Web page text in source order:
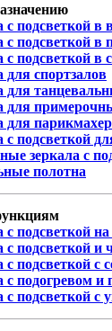
с подсветкой в
с подсветкой в
с подсветкой в
для спортзалов
для
для
для
с подсветкой
зеркала с
полотна
с подсветкой
с подсветкой и
с подсветкой с
с подогревом и
с подсветкой с